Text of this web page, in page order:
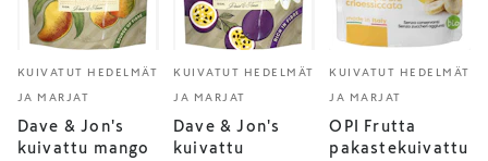
KUIVATUT HEDELMÄT
JA MARJAT
Dave & Jon's
kuivattu mango
KUIVATUT HEDELMÄT
JA MARJAT
Dave & Jon's
kuivattu
KUIVATUT HEDELMÄT
JA MARJAT
OPI Frutta
pakastekuivattu